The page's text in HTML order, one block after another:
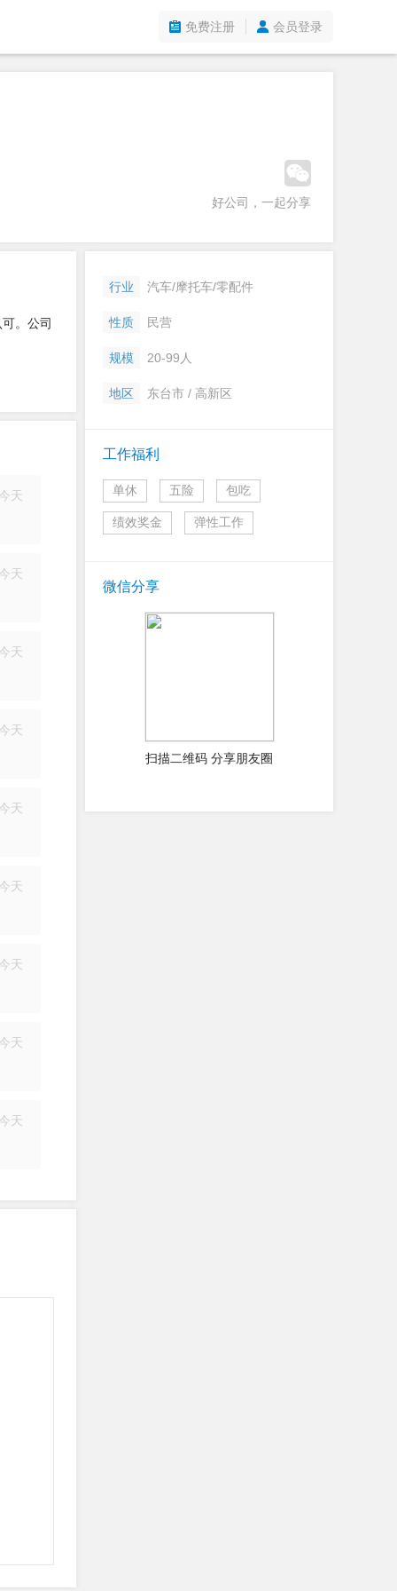
免费注册 会员登录
好公司，一起分享
。公司
今天
今天
今天
今天
今天
今天
今天
今天
今天
行业 汽车/摩托车/零配件
性质 民营
规模 20-99人
地区 东台市 / 高新区
工作福利
单休 五险 包吃
绩效奖金 弹性工作
微信分享
扫描二维码 分享朋友圈